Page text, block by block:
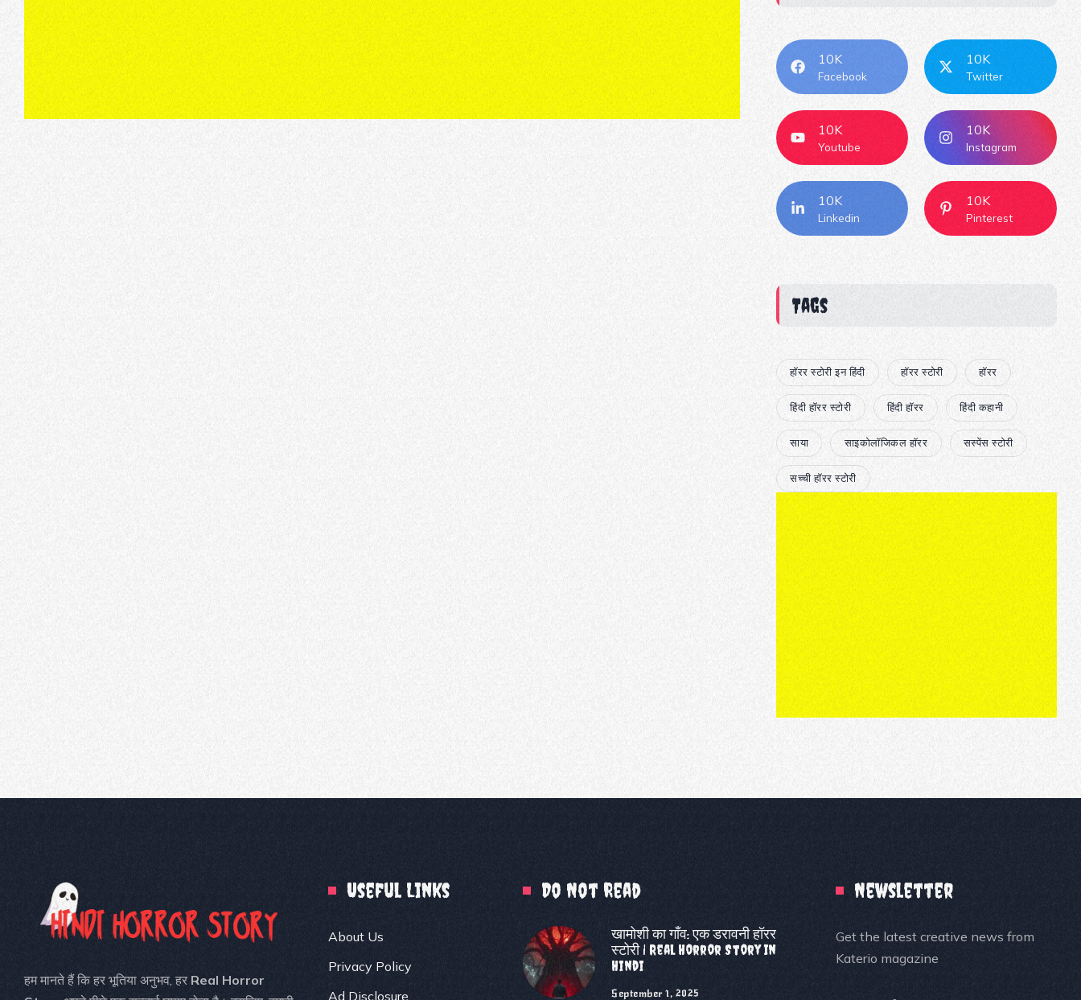
10K
Facebook
10K
Twitter
10K
Youtube
10K
Instagram
10K
Linkedin
10K
Pinterest
Tags
हॉरर स्टोरी इन हिंदी हॉरर स्टोरी हॉरर
हिंदी हॉरर स्टोरी हिंदी हॉरर हिंदी कहानी
साया साइकोलॉजिकल हॉरर सस्पेंस स्टोरी
सच्ची हॉरर स्टोरी
हम मानते हैं कि हर भूतिया अनुभव, हर Real Horror
Useful Links
About Us
Privacy Policy
Ad Disclosure
Do Not Read
खामोशी का गाँव: एक डरावनी हॉरर
स्टोरी | Real Horror Story In
Hindi
September 1, 2025
Newsletter
Get the latest creative news from
Katerio magazine